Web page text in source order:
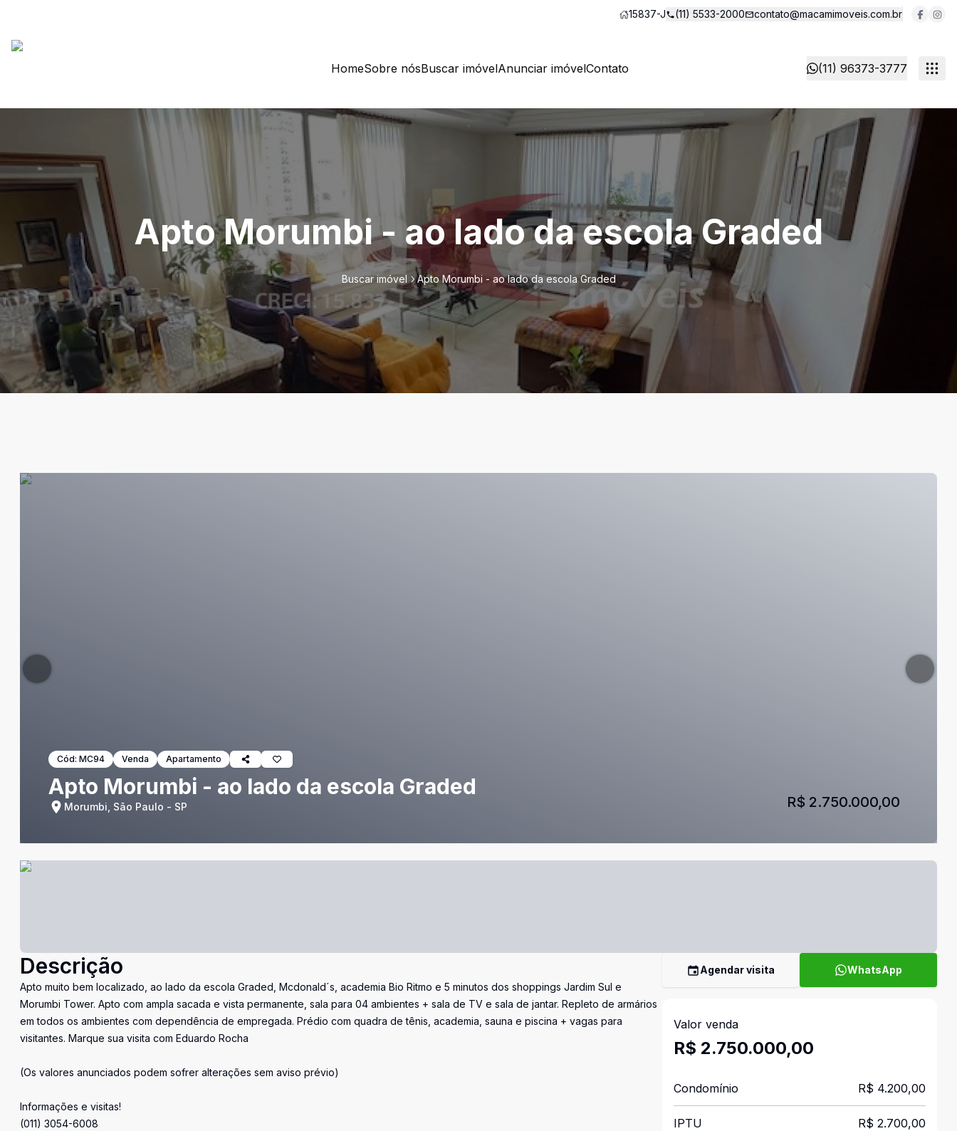
15837-J (11) 5533-2000 contato@macamimoveis.com.br
HomeSobre nósBuscar imóvelAnunciar imóvelContato (11) 96373-3777
Apto Morumbi - ao lado da escola Graded
Buscar imóvel Apto Morumbi - ao lado da escola Graded
Cód: MC94 Venda Apartamento
Apto Morumbi - ao lado da escola Graded
Morumbi, São Paulo - SP R$ 2.750.000,00
Descrição
Apto muito bem localizado, ao lado da escola Graded, Mcdonald´s, academia Bio Ritmo e 5 minutos dos shoppings Jardim Sul e
Morumbi Tower. Apto com ampla sacada e vista permanente, sala para 04 ambientes + sala de TV e sala de jantar. Repleto de armários
em todos os ambientes com dependência de empregada. Prédio com quadra de tênis, academia, sauna e piscina + vagas para
visitantes. Marque sua visita com Eduardo Rocha
(Os valores anunciados podem sofrer alterações sem aviso prévio)
Informações e visitas!
(011) 3054-6008
Agendar visita WhatsApp
Valor venda
R$ 2.750.000,00
Condomínio R$ 4.200,00
IPTU R$ 2.700,00